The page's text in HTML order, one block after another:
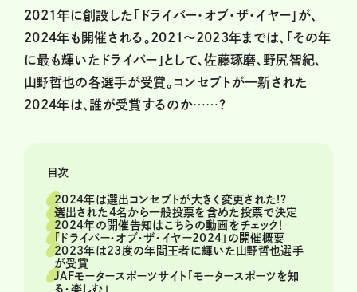
2021年に創設した「ドライバー・オブ・ザ・イヤー」が、
2024年も開催される。2021～2023年までは、「その年
に最も輝いたドライバー」として、佐藤琢磨、野尻智紀、
山野哲也の各選手が受賞。コンセプトが一新された
2024年は、誰が受賞するのか……？
目次
2024年は選出コンセプトが大きく変更された!?
選出された4名から一般投票を含めた投票で決定
2024年の開催告知はこちらの動画をチェック！
「ドライバー・オブ・ザ・イヤー2024」の開催概要
2023年は23度の年間王者に輝いた山野哲也選手
が受賞
JAFモータースポーツサイト「モータースポーツを知
る・楽しむ」